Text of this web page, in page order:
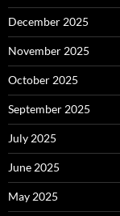
December 2025
November 2025
October 2025
September 2025
July 2025
June 2025
May 2025